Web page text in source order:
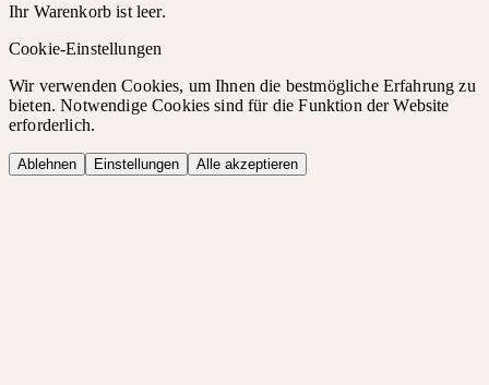
Ihr Warenkorb ist leer.
Cookie-Einstellungen
Wir verwenden Cookies, um Ihnen die bestmögliche Erfahrung zu
bieten. Notwendige Cookies sind für die Funktion der Website
erforderlich.
Ablehnen Einstellungen Alle akzeptieren